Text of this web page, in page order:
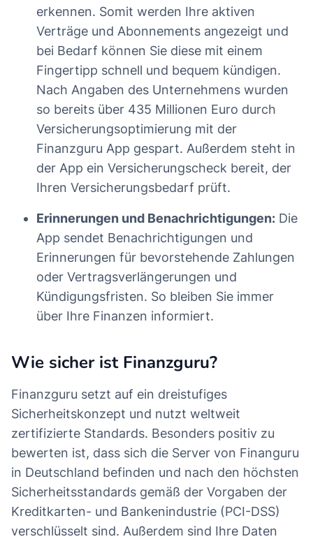
erkennen. Somit werden Ihre aktiven
Verträge und Abonnements angezeigt und
bei Bedarf können Sie diese mit einem
Fingertipp schnell und bequem kündigen.
Nach Angaben des Unternehmens wurden
so bereits über 435 Millionen Euro durch
Versicherungsoptimierung mit der
Finanzguru App gespart. Außerdem steht in
der App ein Versicherungscheck bereit, der
Ihren Versicherungsbedarf prüft.
Erinnerungen und Benachrichtigungen: Die
App sendet Benachrichtigungen und
Erinnerungen für bevorstehende Zahlungen
oder Vertragsverlängerungen und
Kündigungsfristen. So bleiben Sie immer
über Ihre Finanzen informiert.
Wie sicher ist Finanzguru?
Finanzguru setzt auf ein dreistufiges
Sicherheitskonzept und nutzt weltweit
zertifizierte Standards. Besonders positiv zu
bewerten ist, dass sich die Server von Finanguru
in Deutschland befinden und nach den höchsten
Sicherheitsstandards gemäß der Vorgaben der
Kreditkarten- und Bankenindustrie (PCI-DSS)
verschlüsselt sind. Außerdem sind Ihre Daten